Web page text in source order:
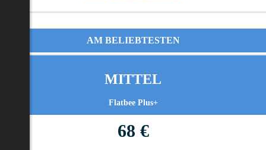
AM BELIEBTESTEN
MITTEL
Flatbee Plus+
68 €